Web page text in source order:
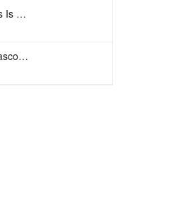
All I Want For Christmas Is You – Mariah Carey
Come Nelle Favole – Vasco Rossi